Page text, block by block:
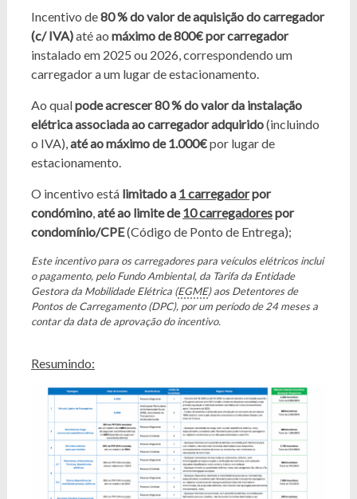
Incentivo de80 % do valor de aquisição do carregador
(c/ IVA)até ao máximo de 800€ por carregador
instalado em 2025 ou 2026, correspondendo um
carregador a um lugar de estacionamento.
Ao qualpode acrescer 80 % do valor da instalação
elétrica associada ao carregador adquirido(incluindo
o IVA),até ao máximo de 1.000€por lugar de
estacionamento.
O incentivo está limitado a 1 carregadorpor
condómino,até ao limite de10 carregadorespor
condomínio/CPE(Código de Ponto de Entrega);
Este incentivo para os carregadores para veículos elétricos inclui
o pagamento, pelo Fundo Ambiental, da Tarifa da Entidade
Gestora da Mobilidade Elétrica (EGME) aos Detentores de
Pontos de Carregamento (DPC), por um período de 24 meses a
contar da data de aprovação do incentivo.
Resumindo: